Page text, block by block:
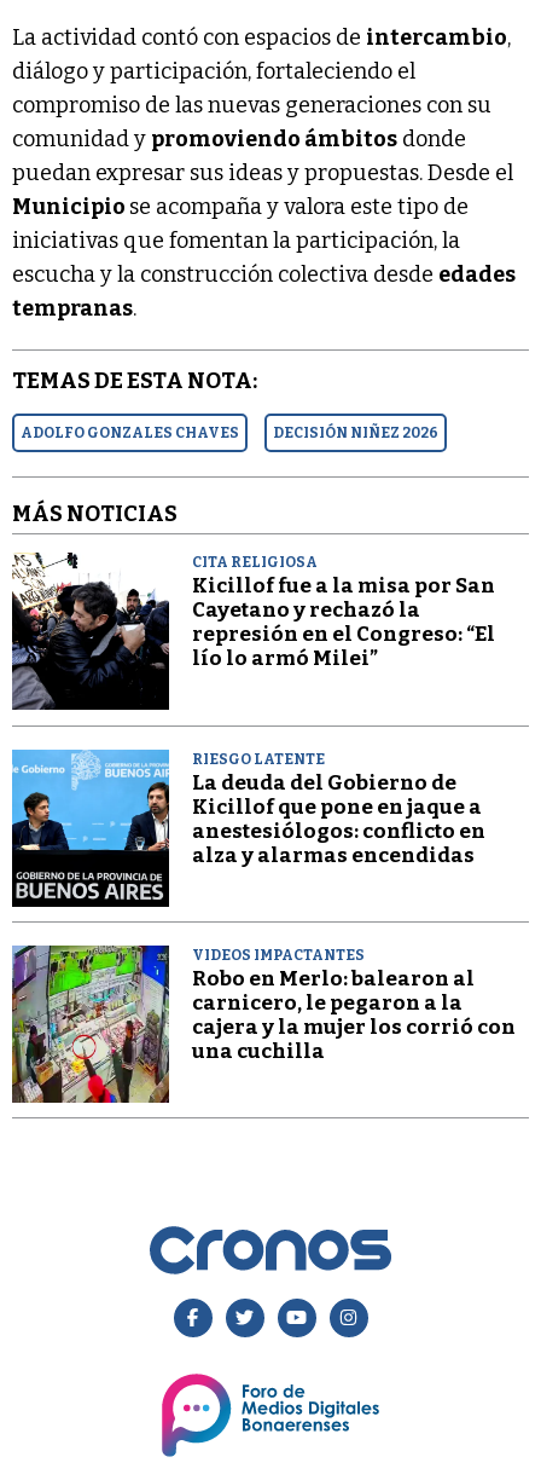
La actividad contó con espacios de intercambio,
diálogo y participación, fortaleciendo el
compromiso de las nuevas generaciones con su
comunidad y promoviendo ámbitos donde
puedan expresar sus ideas y propuestas. Desde el
Municipio se acompaña y valora este tipo de
iniciativas que fomentan la participación, la
escucha y la construcción colectiva desde edades
tempranas.
TEMAS DE ESTA NOTA:
ADOLFO GONZALES CHAVES DECISIÓN NIÑEZ 2026
MÁS NOTICIAS
CITA RELIGIOSA
Kicillof fue a la misa por San
Cayetano y rechazó la
represión en el Congreso: “El
lío lo armó Milei”
RIESGO LATENTE
La deuda del Gobierno de
Kicillof que pone en jaque a
anestesiólogos: conflicto en
alza y alarmas encendidas
VIDEOS IMPACTANTES
Robo en Merlo: balearon al
carnicero, le pegaron a la
cajera y la mujer los corrió con
una cuchilla